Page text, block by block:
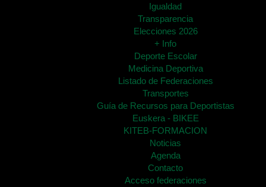
Igualdad
Transparencia
Elecciones 2026
+ Info
Deporte Escolar
Medicina Deportiva
Listado de Federaciones
Transportes
Guía de Recursos para Deportistas
Euskera - BIKEE
KITEB-FORMACION
Noticias
Agenda
Contacto
Acceso federaciones